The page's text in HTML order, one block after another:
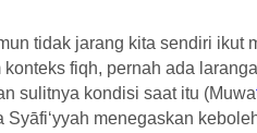
tidak jarang kita sendiri ikut
fiqh, pernah ada
sulitnya kondisi saat itu (Muwa
Syāfi‘yyah menegaskan